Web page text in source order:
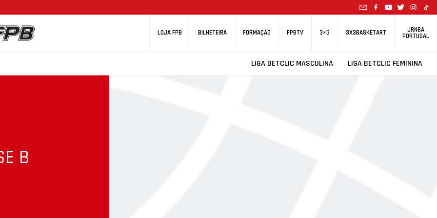
LOJA FPB BILHETEIRA FORMAÇÃO FPBTV 3×3 3X3BASKETART JRNBA
PORTUGAL
LIGA BETCLIC MASCULINA LIGA BETCLIC FEMININA
B